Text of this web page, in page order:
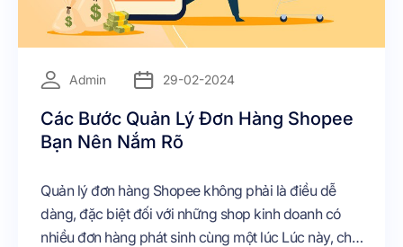
Admin 29-02-2024
Các Bước Quản Lý Đơn Hàng Shopee
Bạn Nên Nắm Rõ
Quản lý đơn hàng Shopee không phải là điều dễ
dàng, đặc biệt đối với những shop kinh doanh có
nhiều đơn hàng phát sinh cùng một lúc Lúc này, chủ